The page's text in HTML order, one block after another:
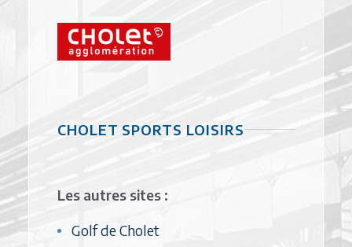
CHOLET SPORTS LOISIRS
Les autres sites :
Golf de Cholet